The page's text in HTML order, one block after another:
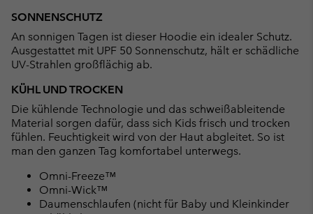
SONNENSCHUTZ
An sonnigen Tagen ist dieser Hoodie ein idealer Schutz.
Ausgestattet mit UPF 50 Sonnenschutz, hält er schädliche
UV-Strahlen großflächig ab.
KÜHL UND TROCKEN
Die kühlende Technologie und das schweißableitende
Material sorgen dafür, dass sich Kids frisch und trocken
fühlen. Feuchtigkeit wird von der Haut abgleitet. So ist
man den ganzen Tag komfortabel unterwegs.
Omni-Freeze™
Omni-Wick™
Daumenschlaufen (nicht für Baby und Kleinkinder